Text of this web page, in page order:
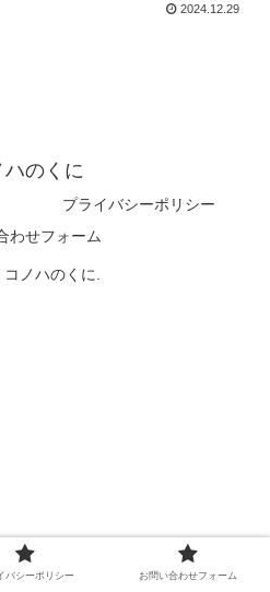
2024.12.29
ハのくに
プライバシーポリシー
わせフォーム
ノハのくに.
バシーポリシー お問い合わせフォーム